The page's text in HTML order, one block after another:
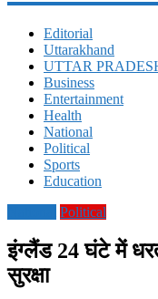
Editorial
Uttarakhand
UTTAR
Business
Entertainment
Health
National
Political
Sports
Education
Political
इंग्लैंड 24 घंटे में
सुरक्षा